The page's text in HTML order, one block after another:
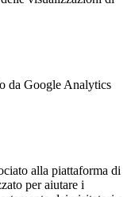
da Google Analytics
alla piattaforma di
per aiutare i